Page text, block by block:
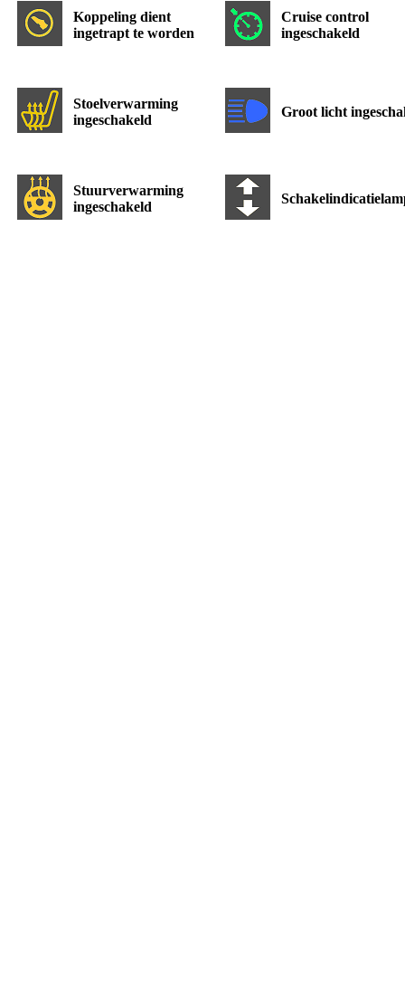
Koppeling dient
ingetrapt te worden
Cruise control
ingeschakeld
Stoelverwarming
ingeschakeld
Groot licht
Stuurverwarming
ingeschakeld